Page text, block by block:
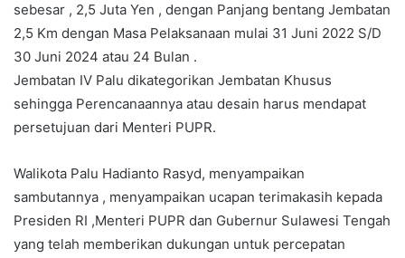
sebesar , 2,5 Juta Yen , dengan Panjang bentang Jembatan
2,5 Km dengan Masa Pelaksanaan mulai 31 Juni 2022 S/D
30 Juni 2024 atau 24 Bulan .
Jembatan IV Palu dikategorikan Jembatan Khusus
sehingga Perencanaannya atau desain harus mendapat
persetujuan dari Menteri PUPR.
Walikota Palu Hadianto Rasyd, menyampaikan
sambutannya , menyampaikan ucapan terimakasih kepada
Presiden RI ,Menteri PUPR dan Gubernur Sulawesi Tengah
yang telah memberikan dukungan untuk percepatan